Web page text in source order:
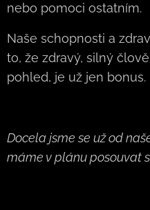
nebo pomoci ostatním.
Naše schopnosti a
to, že zdravý, silný
pohled, je už jen bonus.
Docela jsme se už od
máme v plánu posouvat